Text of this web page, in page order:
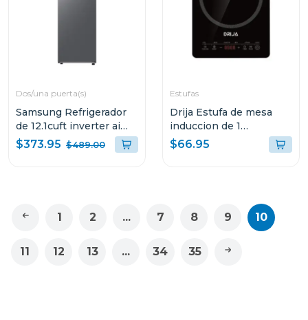
Dos/una puerta(s)
Samsung Refrigerador
de 12.1cuft inverter ai
energy mode
rt35dg5124s9
$373.95 $489.00
Estufas
Drija Estufa de mesa
induccion de 1
quemador vitroceramica
munich
$66.95
1 2 ... 7 8 9 10
11 12 13 ... 34 35